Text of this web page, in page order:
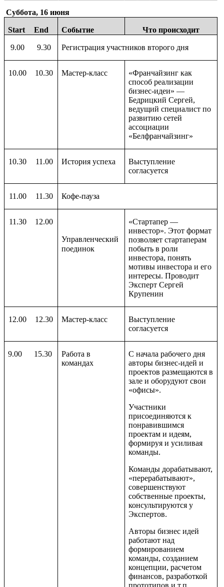
Суббота, 16 июня
Start End Событие Что происходит
9.00 9.30 Регистрация участников второго дня
10.00 10.30 Мастер-класс
«Франчайзинг как
способ реализации
бизнес-идеи» —
Бедрицкий Сергей,
ведущий специалист по
развитию сетей
ассоциации
«Белфранчайзинг»
10.30 11.00 История успеха
Выступление
согласуется
11.00 11.30 Кофе-пауза
11.30 12.00
Управленческий
поединок
«Стартапер —
инвестор». Этот формат
позволяет стартаперам
побыть в роли
инвестора, понять
мотивы инвестора и его
интересы. Проводит
Эксперт Сергей
Крупенин
12.00 12.30 Мастер-класс
Выступление
согласуется
9.00 15.30
Работа в
командах
С начала рабочего дня
авторы бизнес-идей и
проектов размещаются в
зале и оборудуют свои
«офисы».
Участники
присоединяются к
понравившимся
проектам и идеям,
формируя и усиливая
команды.
Команды дорабатывают,
«перерабатывают»,
совершенствуют
собственные проекты,
консультируются у
Экспертов.
Авторы бизнес идей
работают над
формированием
команды, созданием
концепции, расчетом
финансов, разработкой